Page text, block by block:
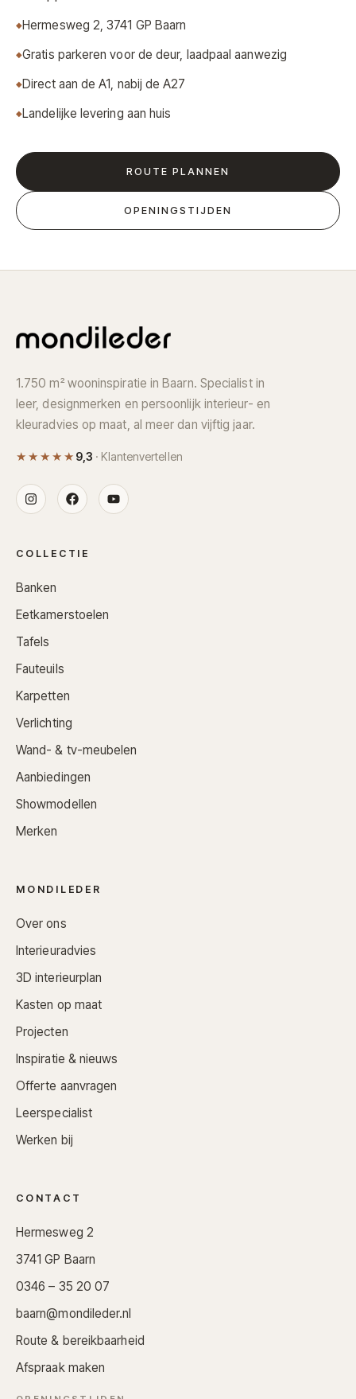
Hermesweg 2, 3741 GP Baarn
Gratis parkeren voor de deur, laadpaal aanwezig
Direct aan de A1, nabij de A27
Landelijke levering aan huis
ROUTE PLANNEN
OPENINGSTIJDEN
1.750 m² wooninspiratie in Baarn. Specialist in
leer, designmerken en persoonlijk interieur- en
kleuradvies op maat, al meer dan vijftig jaar.
★★★★★ 9,3 · Klantenvertellen
COLLECTIE
Banken
Eetkamerstoelen
Tafels
Fauteuils
Karpetten
Verlichting
Wand- & tv-meubelen
Aanbiedingen
Showmodellen
Merken
MONDILEDER
Over ons
Interieuradvies
3D interieurplan
Kasten op maat
Projecten
Inspiratie & nieuws
Offerte aanvragen
Leerspecialist
Werken bij
CONTACT
Hermesweg 2
3741 GP Baarn
0346 – 35 20 07
baarn@mondileder.nl
Route & bereikbaarheid
Afspraak maken